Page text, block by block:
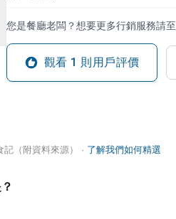
您是餐廳老闆？想要更多行銷服務請至
觀看 1 則用戶評價
（附資料來源） · 了解我們如何精選